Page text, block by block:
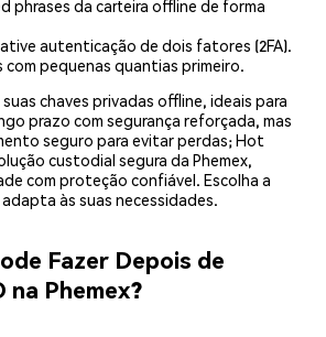
phrases da carteira offline de forma
autenticação de dois fatores (2FA).
pequenas quantias primeiro.
chaves privadas offline, ideais para
prazo com segurança reforçada, mas
seguro para evitar perdas; Hot
custodial segura da Phemex,
com proteção confiável. Escolha a
às suas necessidades.
Fazer Depois de
na Phemex?